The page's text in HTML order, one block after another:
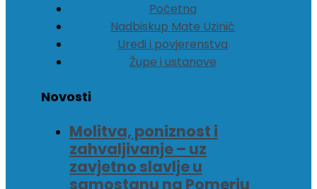
Početna
Nadbiskup Mate Uzinić
Uredi i povjerenstva
Župe i ustanove
Novosti
Molitva, poniznost i
zahvaljivanje – uz
zavjetno slavlje u
samostanu na Pomeriu